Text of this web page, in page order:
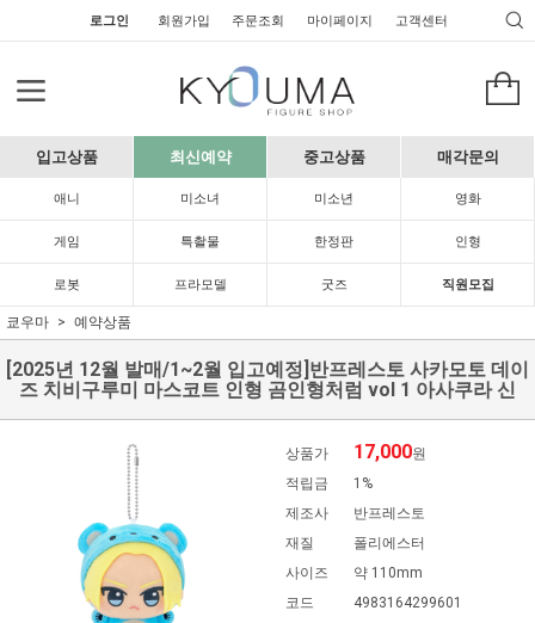
로그인 회원가입 주문조회 마이페이지 고객센터
입고상품 최신예약 중고상품 매각문의
애니 미소녀 미소년 영화
게임 특촬물 한정판 인형
로봇 프라모델 굿즈 직원모집
쿄우마 예약상품
[2025년 12월 발매/1~2월 입고예정]반프레스토 사카모토 데이
즈 치비구루미 마스코트 인형 곰인형처럼 vol 1 아사쿠라 신
상품가 17,000원
적립금
1%
제조사
반프레스토
재질
폴리에스터
사이즈
약 110mm
코드
4983164299601